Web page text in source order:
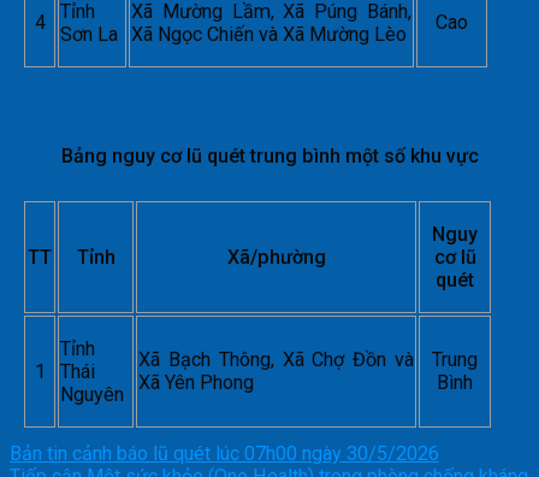
4
Tỉnh
Sơn La
Xã Mường Lầm, Xã Púng Bánh,
Xã Ngọc Chiến và Xã Mường Lèo
Cao
Bảng nguy cơ lũ quét trung bình một số khu vực
TT Tỉnh Xã/phường
Nguy
cơ lũ
quét
1
Tỉnh
Thái
Nguyên
Xã Bạch Thông, Xã Chợ Đồn và
Xã Yên Phong
Trung
Bình
Bản tin cảnh báo lũ quét lúc 07h00 ngày 30/5/2026